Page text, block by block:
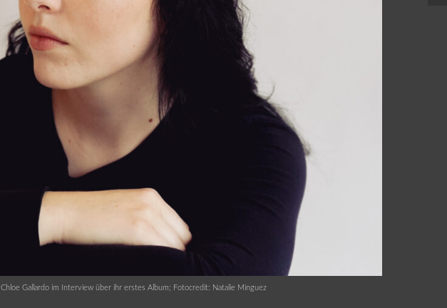
Chloe Gallardo im Interview über ihr erstes Album; Fotocredit: Natalie Minguez